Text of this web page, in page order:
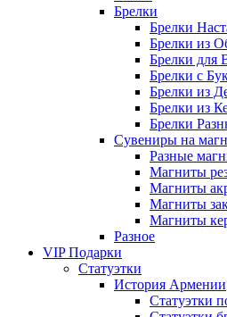
Брелки
Брелки
Брелки из
Брелки для
Брелки с
Брелки из
Брелки из
Брелки
Сувениры на
Разные
Магниты
Магниты
Магниты
Магниты
Разное
VIP Подарки
Статуэтки
История Армении
Статуэтки